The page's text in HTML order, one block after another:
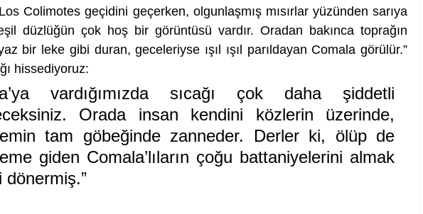
Colimotes geçidini geçerken, olgunlaşmış mısırlar yüzünden sarıya
düzlüğün çok hoş bir görüntüsü vardır. Oradan bakınca toprağın
bir leke gibi duran, geceleriyse ışıl ışıl parıldayan Comala görülür.”
hissediyoruz:
vardığımızda sıcağı çok daha şiddetli
Orada insan kendini közlerin üzerinde,
tam göbeğinde zanneder. Derler ki, ölüp de
giden Comala’lıların çoğu battaniyelerini almak
dönermiş.”